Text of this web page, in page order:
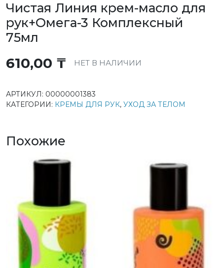
Чистая Линия крем-масло для
рук+Омега-3 Комплексный
75мл
610,00 ₸ НЕТ В НАЛИЧИИ
АРТИКУЛ: 00000001383
КАТЕГОРИИ: КРЕМЫ ДЛЯ РУК, УХОД ЗА ТЕЛОМ
Похожие